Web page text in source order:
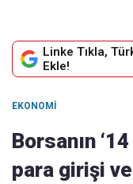
Linke Tıkla,
Ekle!
EKONOMI
Borsanın
para girişi